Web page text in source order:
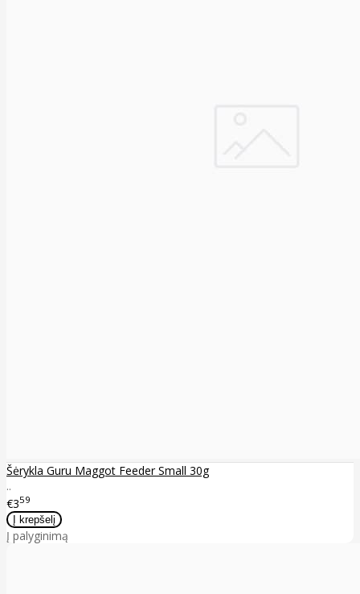
Šėrykla Guru Maggot Feeder Small 30g
..
€359
Į palyginimą